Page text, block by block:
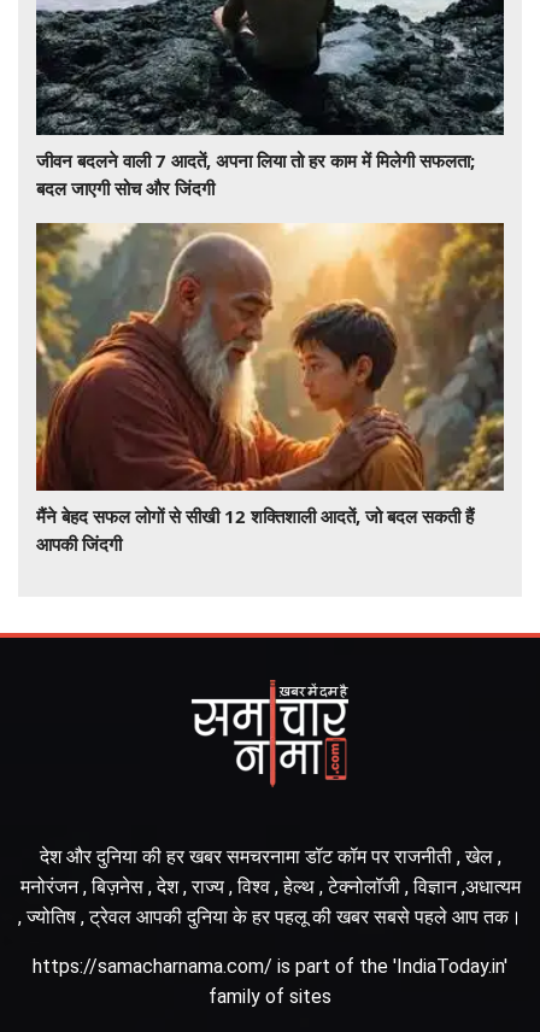
जीवन बदलने वाली 7 आदतें, अपना लिया तो हर काम में मिलेगी सफलता;
बदल जाएगी सोच और जिंदगी
मैंने बेहद सफल लोगों से सीखी 12 शक्तिशाली आदतें, जो बदल सकती हैं
आपकी जिंदगी
देश और दुनिया की हर खबर समचरनामा डॉट कॉम पर राजनीती , खेल ,
मनोरंजन , बिज़नेस , देश , राज्य , विश्व , हेल्थ , टेक्नोलॉजी , विज्ञान ,अधात्यम
, ज्योतिष , ट्रेवल आपकी दुनिया के हर पहलू की खबर सबसे पहले आप तक।
https://samacharnama.com/ is part of the 'IndiaToday.in'
family of sites